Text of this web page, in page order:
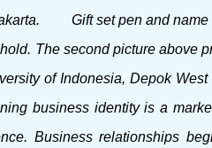
Gift set pen and name
The second picture above
of Indonesia, Depok West
business identity is a
Business relationships